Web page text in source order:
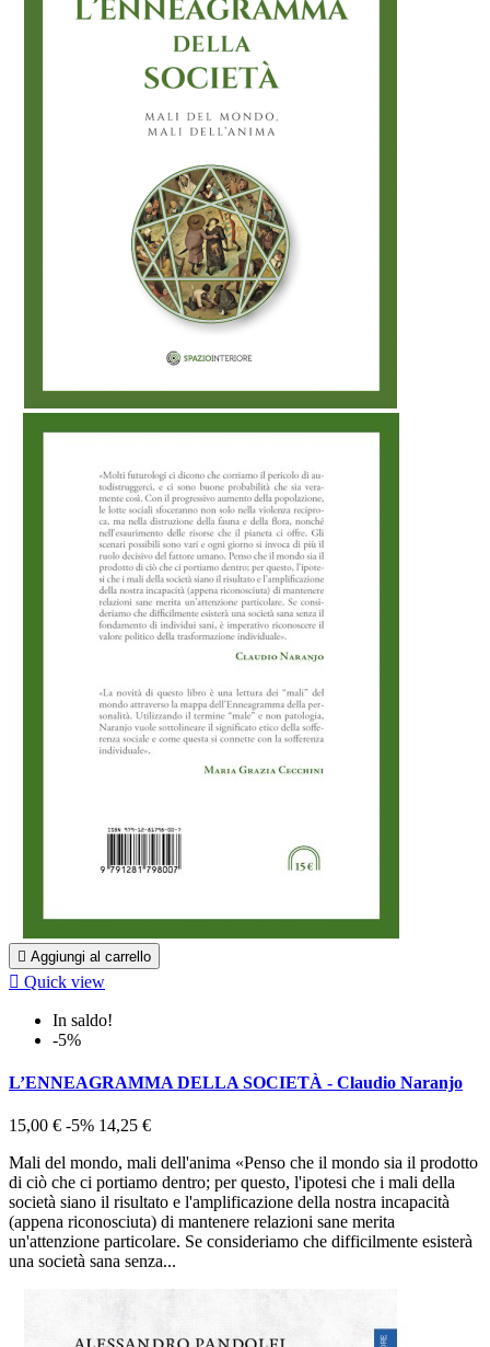
 Aggiungi al carrello
 Quick view
In saldo!
-5%
L’ENNEAGRAMMA DELLA SOCIETÀ - Claudio Naranjo
15,00 € -5% 14,25 €
Mali del mondo, mali dell'anima «Penso che il mondo sia il prodotto
di ciò che ci portiamo dentro; per questo, l'ipotesi che i mali della
società siano il risultato e l'amplificazione della nostra incapacità
(appena riconosciuta) di mantenere relazioni sane merita
un'attenzione particolare. Se consideriamo che difficilmente esisterà
una società sana senza...